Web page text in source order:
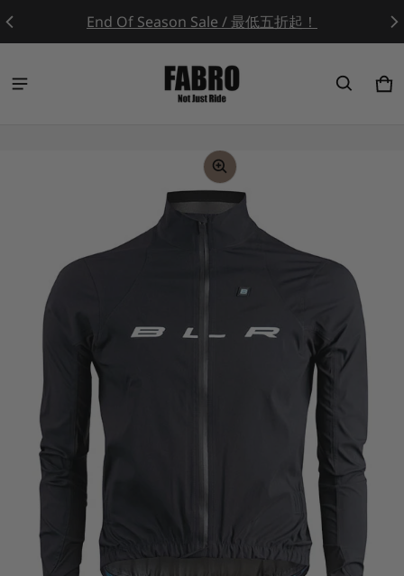
End Of Season Sale / 最低五折起！
0